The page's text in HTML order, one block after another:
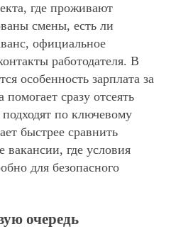
где проживают
смены, есть ли
официальное
работодателя. В
особенность зарплата за
сразу отсеять
по ключевому
быстрее сравнить
вакансии, где условия
для безопасного
очередь